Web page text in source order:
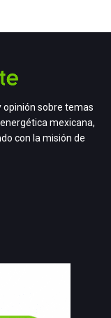
opinión sobre temas
mexicana,
con la misión de